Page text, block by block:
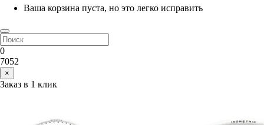
Ваша корзина пуста, но это легко исправить
0
7052
×
Заказ в 1 клик